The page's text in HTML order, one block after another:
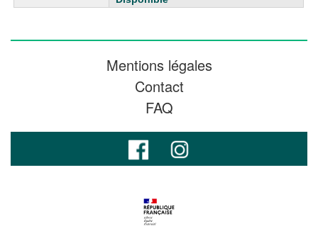
Mentions légales
Contact
FAQ